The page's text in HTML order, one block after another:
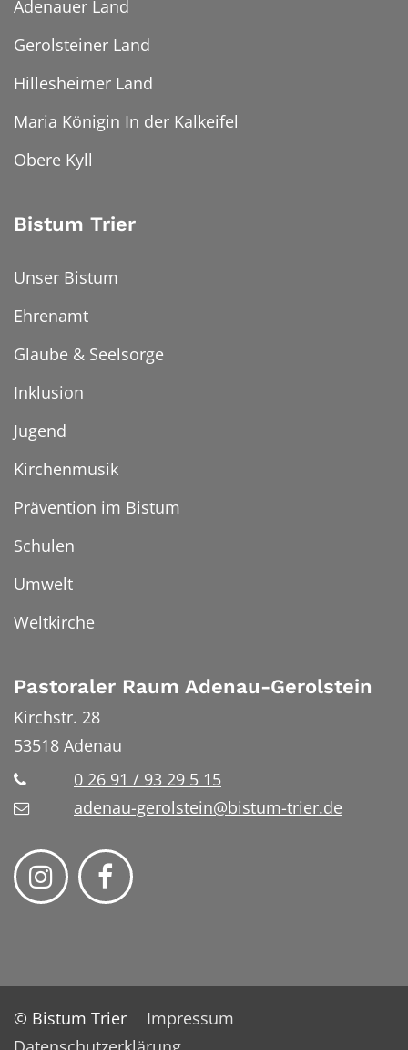
Adenauer Land
Gerolsteiner Land
Hillesheimer Land
Maria Königin In der Kalkeifel
Obere Kyll
Bistum Trier
Unser Bistum
Ehrenamt
Glaube & Seelsorge
Inklusion
Jugend
Kirchenmusik
Prävention im Bistum
Schulen
Umwelt
Weltkirche
Pastoraler Raum Adenau-Gerolstein
Kirchstr. 28
53518 Adenau
0 26 91 / 93 29 5 15
adenau-gerolstein@bistum-trier.de
© Bistum Trier
Impressum